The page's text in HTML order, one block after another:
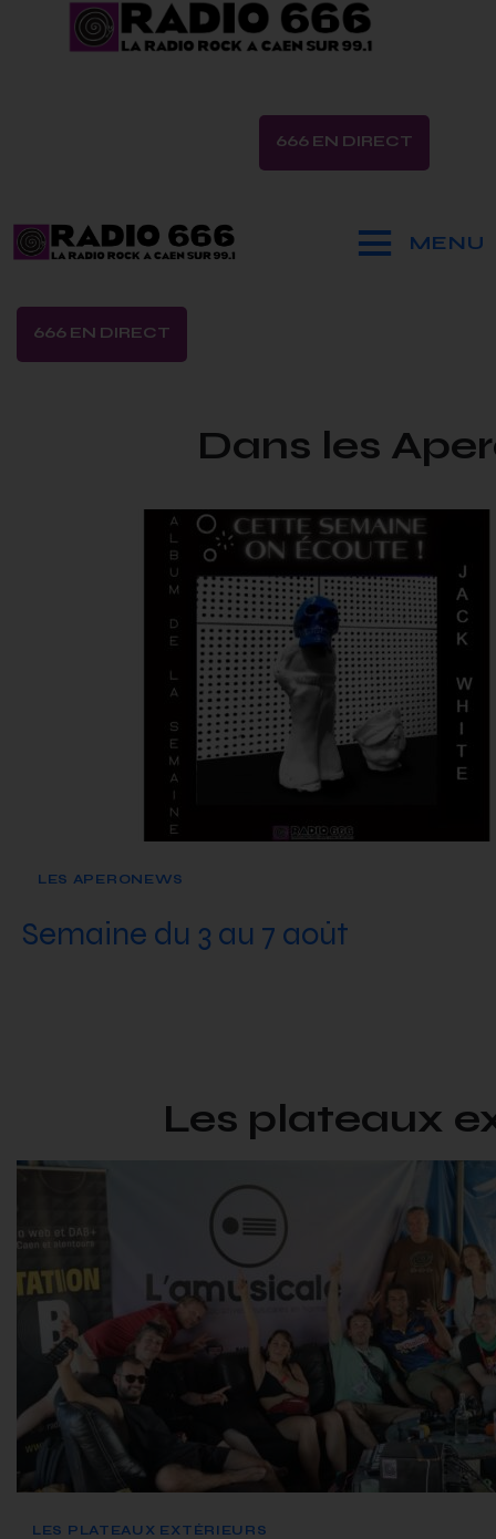
666 EN DIRECT
MENU
666 EN DIRECT
Dans les
LES APERONEWS
Semaine du 3 au 7 août
Les plateaux
LES PLATEAUX EXTÉRIEURS